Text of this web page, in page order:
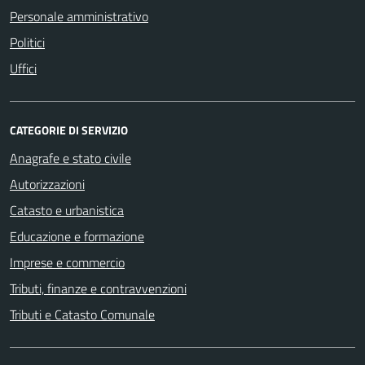
Personale amministrativo
Politici
Uffici
CATEGORIE DI SERVIZIO
Anagrafe e stato civile
Autorizzazioni
Catasto e urbanistica
Educazione e formazione
Imprese e commercio
Tributi, finanze e contravvenzioni
Tributi e Catasto Comunale